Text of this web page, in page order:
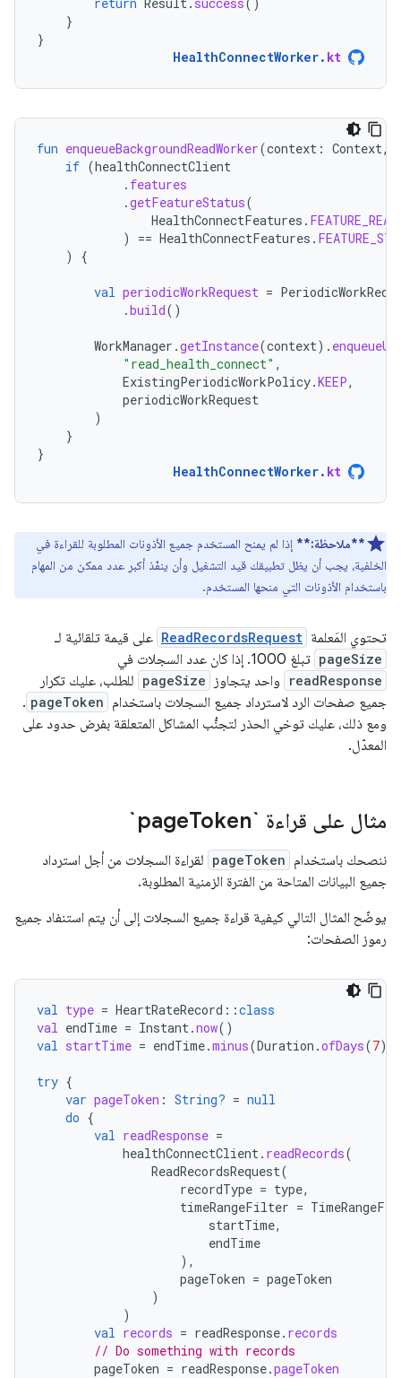
}
}
HealthConnectWorker. kt
fun enqueueBackgroundReadWorker(context : Context,
if (healthConnectClient
. features
.getFeatureStatus(
HealthConnectFeatures .
)
== HealthConnectFeatures .
)
{
val periodicWorkRequest =
.build()
WorkManager .getInstance(context).
"read_health_connect" ,
ExistingPeriodicWorkPolicy.KEEP,
periodicWorkRequest
)
}
}
HealthConnectWorker. kt
**ملاحظة:** إذا لم يمنح المستخدم جميع الأذونات المطلوبة للقراءة في
الخلفية، يجب أن يظل تطبيقك قيد التشغيل وأن ينفّذ أكبر عدد ممكن من المهام
باستخدام الأذونات التي منحها المستخدم.
تحتوي المَعلمة ReadRecordsRequest على قيمة تلقائية لـ
pageSize تبلغ 1000. إذا كان عدد السجلات في
readResponse واحد يتجاوز pageSize للطلب، عليك تكرار
جميع صفحات الرد لاسترداد جميع السجلات باستخدام pageToken
.
ومع ذلك، عليك توخي الحذر لتجنُّب المشاكل المتعلقة بفرض حدود على
المعدّل.
مثال على قراءة `pageToken`
ننصحك باستخدام pageToken لقراءة السجلات من أجل استرداد
جميع البيانات المتاحة من الفترة الزمنية المطلوبة.
يوضّح المثال التالي كيفية قراءة جميع السجلات إلى أن يتم استنفاد جميع
رموز الصفحات:
val type = HeartRateRecord ::class
val endTime = Instant.now()
val startTime = endTime.minus(Duration .ofDays(7))
try {
var pageToken : String? = null
do {
val readResponse =
healthConnectClient. readRecords(
ReadRecordsRequest(
recordType = type,
timeRangeFilter =
startTime,
endTime
),
pageToken = pageToken
)
)
val records = readResponse. records
// Do something with records
pageToken = readResponse.pageToken